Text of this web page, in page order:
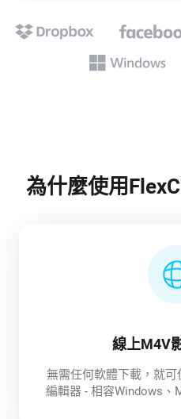
為什麼使用
線上M4V
無需任何軟體下載，就
編輯器 - 相容Windows、